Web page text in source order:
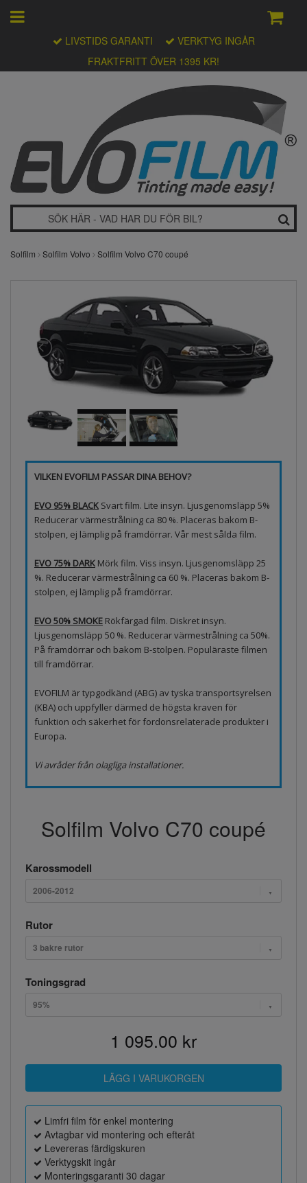
FRAKTFRITT ÖVER 1395 KR!
LIVSTIDS GARANTI VERKTYG INGÅR
Solfilm Solfilm Volvo Solfilm Volvo C70 coupé
VILKEN EVOFILM PASSAR DINA BEHOV?
EVO 95% BLACK Svart film. Lite insyn. Ljusgenomsläpp 5%
Reducerar värmestrålning ca 80 %. Placeras bakom B-
stolpen, ej lämplig på framdörrar. Vår mest sålda film.
EVO 75% DARK Mörk film. Viss insyn. Ljusgenomsläpp 25
%. Reducerar värmestrålning ca 60 %. Placeras bakom B-
stolpen, ej lämplig på framdörrar.
EVO 50% SMOKE Rökfärgad film. Diskret insyn.
Ljusgenomsläpp 50 %. Reducerar värmestrålning ca 50%.
På framdörrar och bakom B-stolpen. Populäraste filmen
till framdörrar.
EVOFILM är typgodkänd (ABG) av tyska transportsyrelsen
(KBA) och uppfyller därmed de högsta kraven för
funktion och säkerhet för fordonsrelaterade produkter i
Europa.
Vi avråder från olagliga installationer.
Solfilm Volvo C70 coupé
Karossmodell
2006-2012
Rutor
3 bakre rutor
Toningsgrad
95%
1 095.00 kr
Limfri film för enkel montering
Avtagbar vid montering och efteråt
Levereras färdigskuren
Verktygskit ingår
Monteringsgaranti 30 dagar